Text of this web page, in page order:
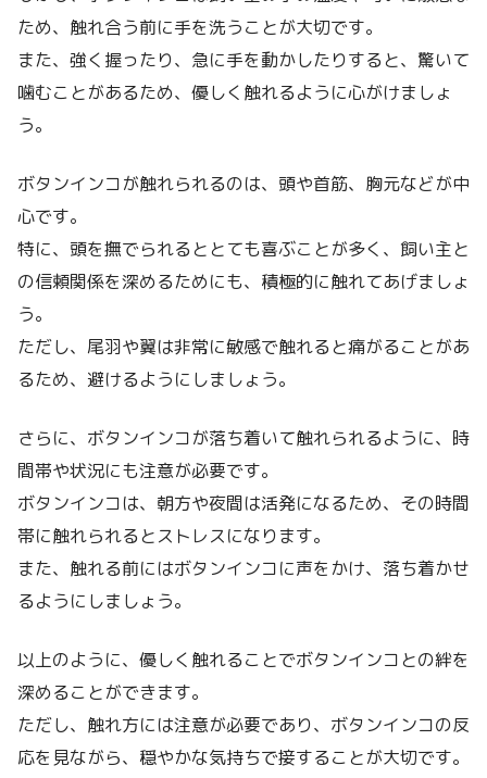
ため、触れ合う前に手を洗うことが大切です。
また、強く握ったり、急に手を動かしたりすると、驚いて
噛むことがあるため、優しく触れるように心がけましょ
う。
ボタンインコが触れられるのは、頭や首筋、胸元などが中
心です。
特に、頭を撫でられるととても喜ぶことが多く、飼い主と
の信頼関係を深めるためにも、積極的に触れてあげましょ
う。
ただし、尾羽や翼は非常に敏感で触れると痛がることがあ
るため、避けるようにしましょう。
さらに、ボタンインコが落ち着いて触れられるように、時
間帯や状況にも注意が必要です。
ボタンインコは、朝方や夜間は活発になるため、その時間
帯に触れられるとストレスになります。
また、触れる前にはボタンインコに声をかけ、落ち着かせ
るようにしましょう。
以上のように、優しく触れることでボタンインコとの絆を
深めることができます。
ただし、触れ方には注意が必要であり、ボタンインコの反
応を見ながら、穏やかな気持ちで接することが大切です。